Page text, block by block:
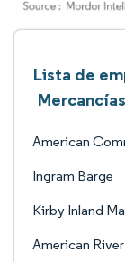
Lista de
American
Ingram Barge
Kirby Inland
American